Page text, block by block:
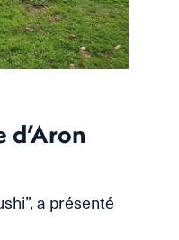
d’Aron
a présenté